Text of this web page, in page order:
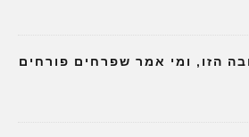
הזו, ומי אמר שפרחים פורחים